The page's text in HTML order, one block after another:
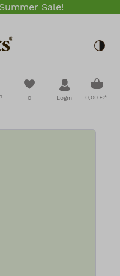
Sale!
0
Du hast 0
Login 0,00 €*